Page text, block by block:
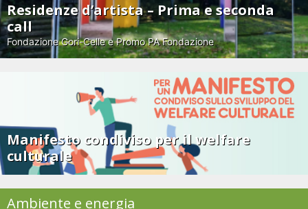
Residenze d’artista – Prima e seconda
call
Fondazione Gori-Celle e Promo PA Fondazione
Manifesto condiviso per il welfare
culturale
Ambiente e energia